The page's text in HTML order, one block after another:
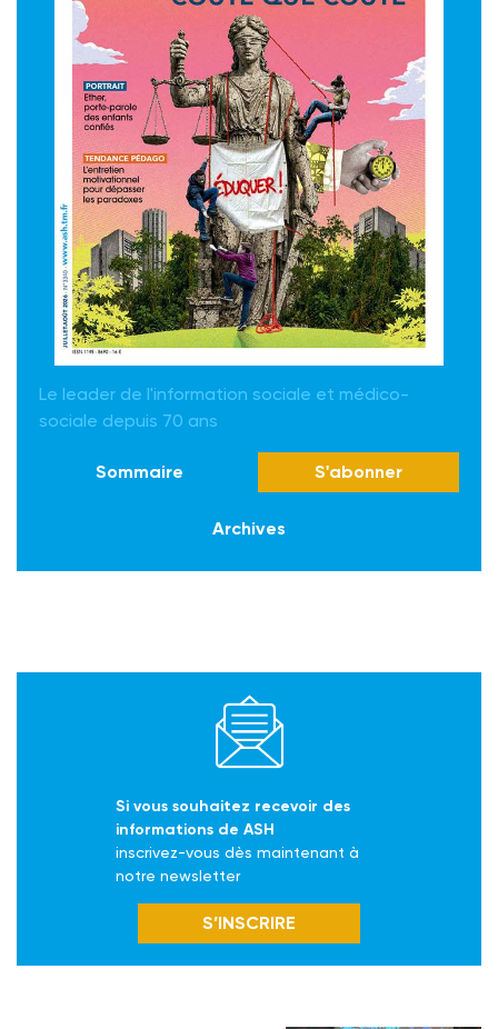
Le leader de l'information sociale et médico-
sociale depuis 70 ans
Sommaire S'abonner
Archives
Si vous souhaitez recevoir des
informations de ASH
inscrivez-vous dès maintenant à
notre newsletter
S’INSCRIRE